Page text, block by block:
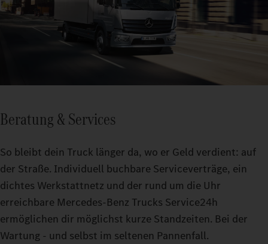
Beratung & Services
So bleibt dein Truck länger da, wo er Geld verdient: auf
der Straße. Individuell buchbare Serviceverträge, ein
dichtes Werkstattnetz und der rund um die Uhr
erreichbare Mercedes-Benz Trucks Service24h
ermöglichen dir möglichst kurze Standzeiten. Bei der
Wartung - und selbst im seltenen Pannenfall.